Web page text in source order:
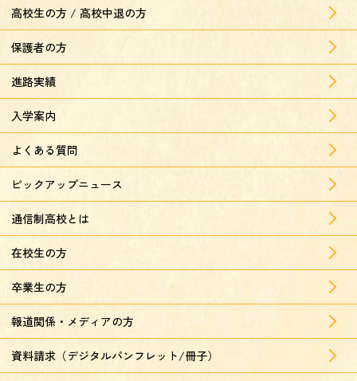
高校生の方 / 高校中退の方
保護者の方
進路実績
入学案内
よくある質問
ピックアップニュース
通信制高校とは
在校生の方
卒業生の方
報道関係・メディアの方
資料請求（デジタルパンフレット/冊子）